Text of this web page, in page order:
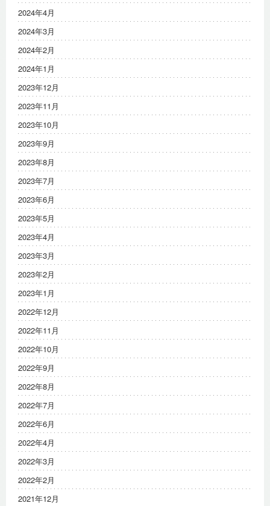
2024年4月
2024年3月
2024年2月
2024年1月
2023年12月
2023年11月
2023年10月
2023年9月
2023年8月
2023年7月
2023年6月
2023年5月
2023年4月
2023年3月
2023年2月
2023年1月
2022年12月
2022年11月
2022年10月
2022年9月
2022年8月
2022年7月
2022年6月
2022年4月
2022年3月
2022年2月
2021年12月